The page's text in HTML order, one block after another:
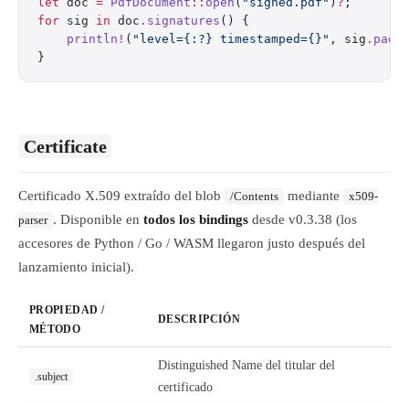
for sig in doc . signatures () {
    println!
( "level={:?} timestamped={}" , sig .
}
Certificate
Certificado X.509 extraído del blob /Contents mediante
x509-
parser . Disponible en todos los bindings desde v0.3.38 (los
accesores de Python / Go / WASM llegaron justo después del
lanzamiento inicial).
PROPIEDAD /
MÉTODO
DESCRIPCIÓN
.subject
Distinguished Name del titular del
certificado